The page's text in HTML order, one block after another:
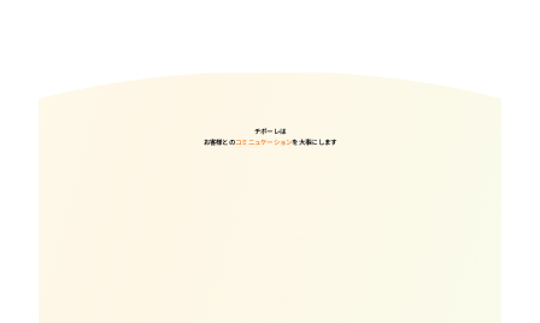
チポーレは
お客様とのコミニュケーションを大事にします